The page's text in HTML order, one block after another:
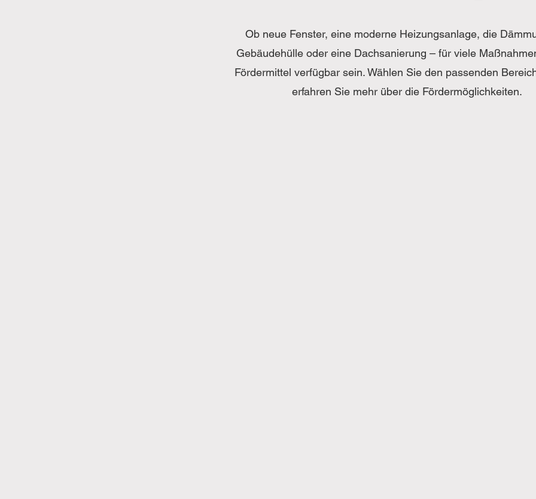
Ob neue Fenster, eine moderne Heizungsanlage, die
Gebäudehülle oder eine Dachsanierung – für viele
Fördermittel verfügbar sein. Wählen Sie den passenden
erfahren Sie mehr über die Fördermöglichkeiten.